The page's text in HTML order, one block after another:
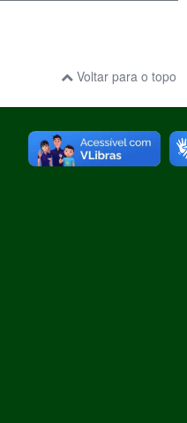
Voltar para o topo